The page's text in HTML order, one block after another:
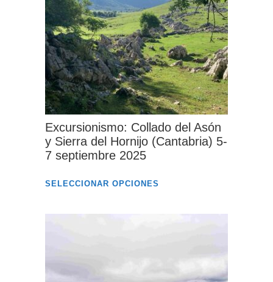
opciones
se
pueden
elegir
en
la
página
de
Excursionismo: Collado del Asón
y Sierra del Hornijo (Cantabria) 5-
7 septiembre 2025
SELECCIONAR OPCIONES
tiene
múltiples
variantes.
Las